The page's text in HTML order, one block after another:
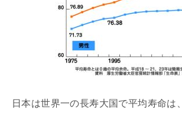
日本は世界一の長寿大国で平均寿命は、